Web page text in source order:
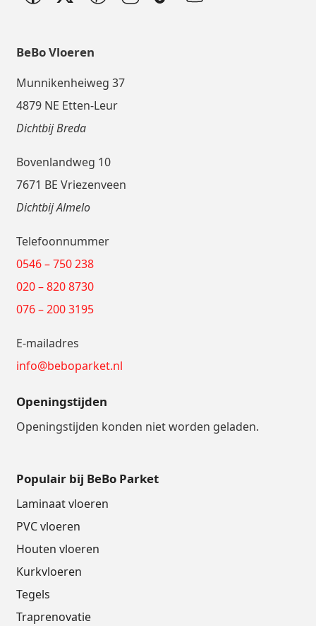
BeBo Vloeren
Munnikenheiweg 37
4879 NE Etten-Leur
Dichtbij Breda
Bovenlandweg 10
7671 BE Vriezenveen
Dichtbij Almelo
Telefoonnummer
0546 – 750 238
020 – 820 8730
076 – 200 3195
E-mailadres
info@beboparket.nl
Openingstijden
Openingstijden konden niet worden geladen.
Populair bij BeBo Parket
Laminaat vloeren
PVC vloeren
Houten vloeren
Kurkvloeren
Tegels
Traprenovatie